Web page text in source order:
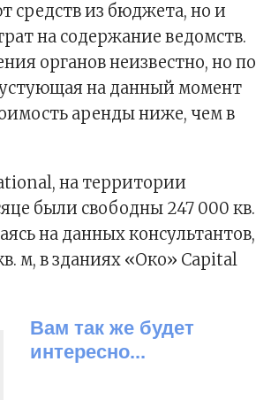
средств из бюджета, но и
на содержание ведомств.
органов неизвестно, но по
на данный момент
аренды ниже, чем в
на территории
были свободны 247 000 кв.
на данных консультантов,
м, в зданиях «Око» Capital
Вам так же будет
интересно...